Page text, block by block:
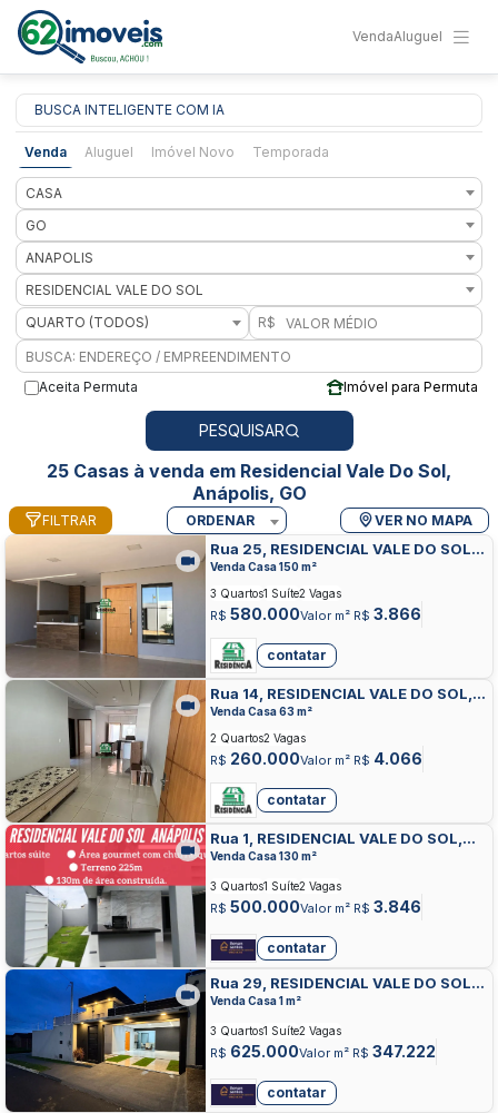
VendaAluguel
BUSCA INTELIGENTE COM IA
Venda Aluguel Imóvel Novo Temporada
CASA
GO
ANAPOLIS
RESIDENCIAL VALE DO SOL
QUARTO (TODOS)
R$
Aceita Permuta Imóvel para Permuta
PESQUISAR
25 Casas à venda em Residencial Vale Do Sol,
Anápolis, GO
FILTRAR ORDENAR VER NO MAPA
Rua 25, RESIDENCIAL VALE DO SOL,
ANAPOLIS
Venda Casa 150 m²
R$ 580.000Valor m² R$ 3.866
3 Quartos1 Suíte2 Vagas
contatar
Rua 14, RESIDENCIAL VALE DO SOL,
ANAPOLIS
Venda Casa 63 m²
R$ 260.000Valor m² R$ 4.066
2 Quartos2 Vagas
contatar
Rua 1, RESIDENCIAL VALE DO SOL,
ANAPOLIS
Venda Casa 130 m²
R$ 500.000Valor m² R$ 3.846
3 Quartos1 Suíte2 Vagas
contatar
Rua 29, RESIDENCIAL VALE DO SOL,
ANAPOLIS
Venda Casa 1 m²
R$ 625.000Valor m² R$ 347.222
3 Quartos1 Suíte2 Vagas
contatar